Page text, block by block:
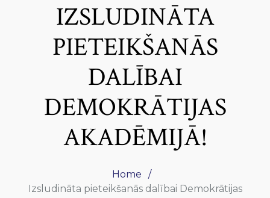
IZSLUDINĀTA
PIETEIKŠANĀS
DALĪBAI
DEMOKRĀTIJAS
AKADĒMIJĀ!
Home
Izsludināta pieteikšanās dalībai Demokrātijas